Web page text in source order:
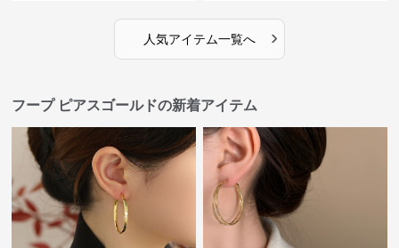
人気アイテム一覧へ ›
フープ ピアスゴールドの新着アイテム